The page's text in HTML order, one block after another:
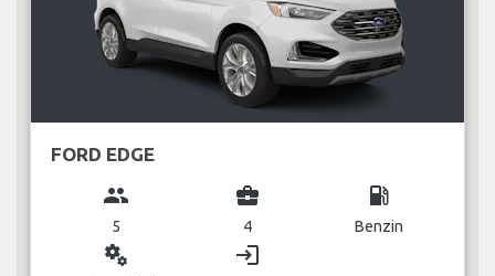
FORD EDGE
group
5
business_center
4
local_gas_station
Benzin
miscellaneous_services login